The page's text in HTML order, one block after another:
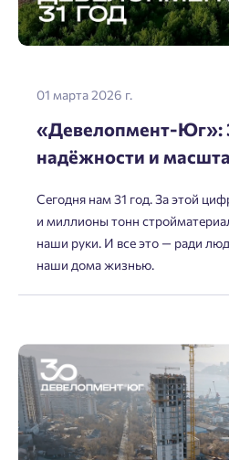
01 марта 2026 г.
«Девелопмент-Юг»:
надёжности и
Сегодня нам 31 год. За этой
и миллионы тонн
наши руки. И все это — ради
наши дома жизнью.
Телефон
Нажимая кнопку «Отправить», вы
персональных данных.